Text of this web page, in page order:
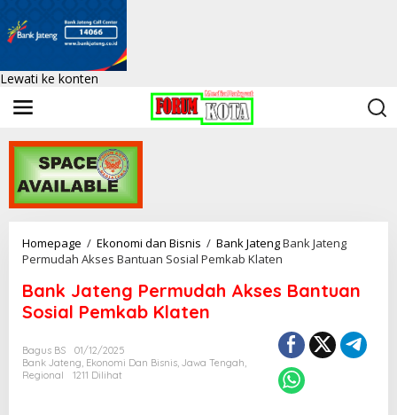
Lewati ke konten
Homepage / Ekonomi dan Bisnis / Bank JatengBank Jateng
Permudah Akses Bantuan Sosial Pemkab Klaten
Bank Jateng Permudah Akses Bantuan
Sosial Pemkab Klaten
Bagus BS
01/12/2025
Bank Jateng, Ekonomi Dan Bisnis, Jawa Tengah,
Regional
1211 Dilihat